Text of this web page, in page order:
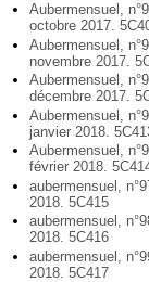
Aubermensuel,
octobre 2017.
Aubermensuel,
novembre 2017.
Aubermensuel,
décembre 2017.
Aubermensuel,
janvier 2018.
Aubermensuel,
février 2018.
aubermensuel,
2018. 5C415
aubermensuel,
2018. 5C416
aubermensuel,
2018. 5C417